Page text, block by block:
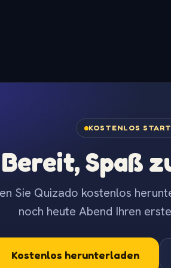
KOSTENLOS
Bereit, Spaß
Sie Quizado kostenlos
noch heute Abend Ihren
Kostenlos herunterladen